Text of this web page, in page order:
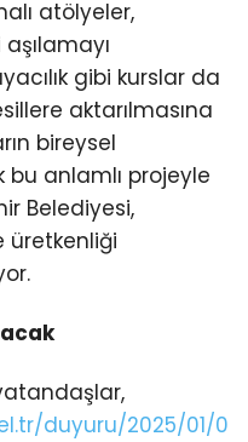
atölyeler,
gibi kurslar da
aktarılmasına
bireysel
bu anlamlı projeyle
Belediyesi,
üretkenliği
duyuru/2025/01/0